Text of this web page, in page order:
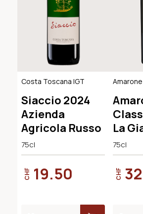
Costa Toscana IGT
Siaccio 2024
Azienda
Agricola Russo
75cl
CHF 19.50
Classico
La
75cl
CHF